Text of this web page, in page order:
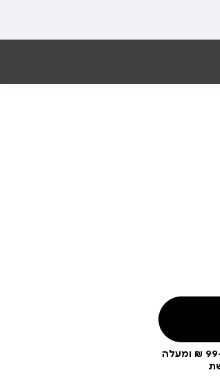
עלות משלוח 19 ₪ | משלוח חינם ברכישה ב-99 ₪ ומעלה